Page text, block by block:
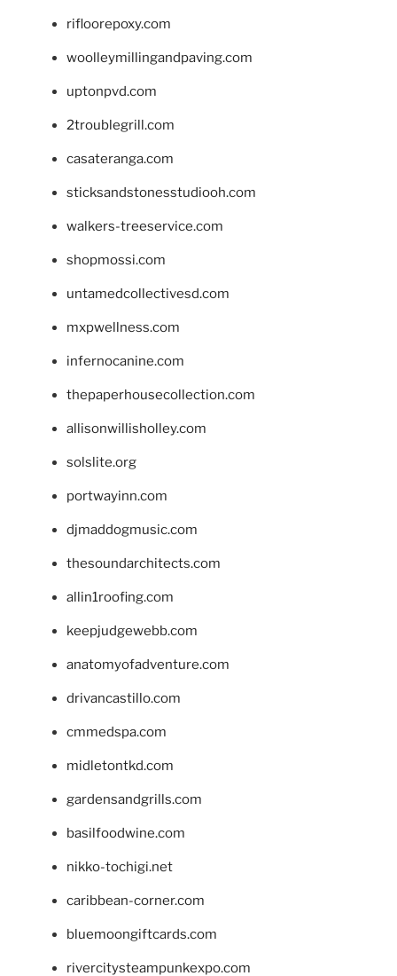
rifloorepoxy.com
woolleymillingandpaving.com
uptonpvd.com
2troublegrill.com
casateranga.com
sticksandstonesstudiooh.com
walkers-treeservice.com
shopmossi.com
untamedcollectivesd.com
mxpwellness.com
infernocanine.com
thepaperhousecollection.com
allisonwillisholley.com
solslite.org
portwayinn.com
djmaddogmusic.com
thesoundarchitects.com
allin1roofing.com
keepjudgewebb.com
anatomyofadventure.com
drivancastillo.com
cmmedspa.com
midletontkd.com
gardensandgrills.com
basilfoodwine.com
nikko-tochigi.net
caribbean-corner.com
bluemoongiftcards.com
rivercitysteampunkexpo.com